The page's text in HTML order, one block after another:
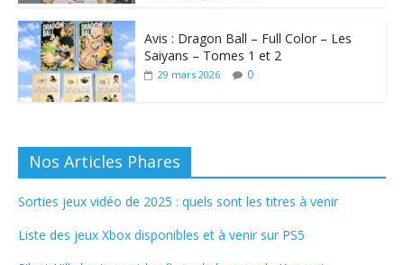
Avis : Dragon Ball – Full Color – Les
Saiyans – Tomes 1 et 2
29 mars 2026 0
Nos Articles Phares
Sorties jeux vidéo de 2025 : quels sont les titres à venir
Liste des jeux Xbox disponibles et à venir sur PS5